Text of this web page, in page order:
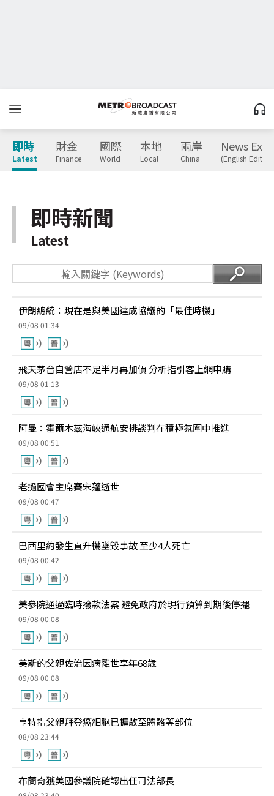
即時
Latest
財金
Finance
國際
World
本地
Local
兩岸
China
News
(English
即時新聞
Latest
伊朗總統：現在是與美國達成協議的「最佳時機」
09/08 01:34
飛天茅台自營店不足半月再加價 分析指引客上網申購
09/08 01:13
阿曼：霍爾木茲海峽通航安排談判在積極氛圍中推進
09/08 00:51
老撾國會主席賽宋蓬逝世
09/08 00:47
巴西里約發生直升機墜毀事故 至少4人死亡
09/08 00:42
美參院通過臨時撥款法案 避免政府於現行預算到期後停擺
09/08 00:08
美斯的父親佐治因病離世享年68歲
09/08 00:08
亨特指父親拜登癌細胞已擴散至體骼等部位
08/08 23:44
布蘭奇獲美國參議院確認出任司法部長